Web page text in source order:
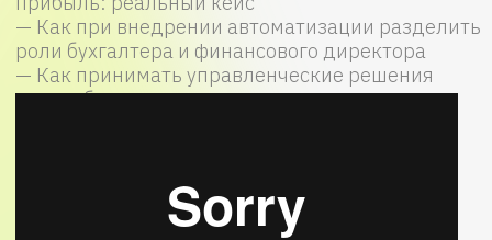
Запишитесь на индивидуальный
воркшоп по решению реальной
задачи из вашего бизнеса